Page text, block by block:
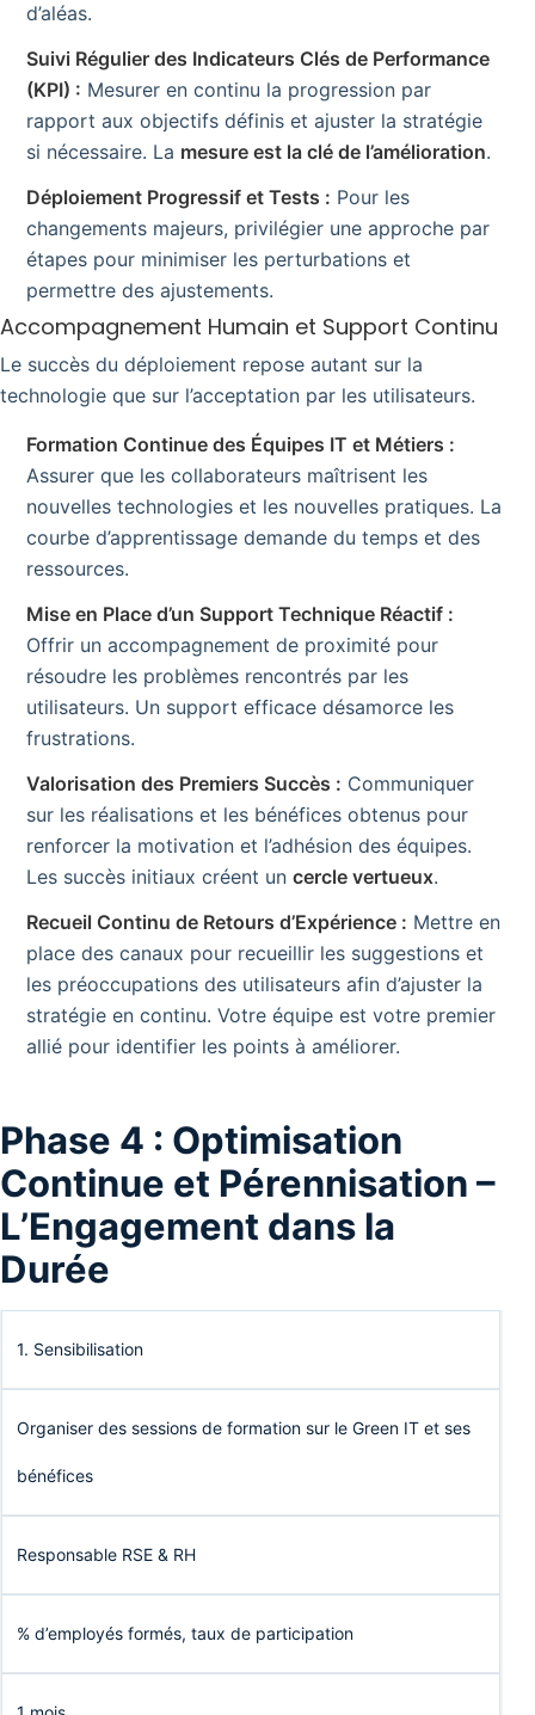
d’aléas.
Suivi Régulier des Indicateurs Clés de Performance
(KPI) : Mesurer en continu la progression par
rapport aux objectifs définis et ajuster la stratégie
si nécessaire. La mesure est la clé de l’amélioration.
Déploiement Progressif et Tests : Pour les
changements majeurs, privilégier une approche par
étapes pour minimiser les perturbations et
permettre des ajustements.
Accompagnement Humain et Support Continu
Le succès du déploiement repose autant sur la
technologie que sur l’acceptation par les utilisateurs.
Formation Continue des Équipes IT et Métiers :
Assurer que les collaborateurs maîtrisent les
nouvelles technologies et les nouvelles pratiques. La
courbe d’apprentissage demande du temps et des
ressources.
Mise en Place d’un Support Technique Réactif :
Offrir un accompagnement de proximité pour
résoudre les problèmes rencontrés par les
utilisateurs. Un support efficace désamorce les
frustrations.
Valorisation des Premiers Succès : Communiquer
sur les réalisations et les bénéfices obtenus pour
renforcer la motivation et l’adhésion des équipes.
Les succès initiaux créent un cercle vertueux.
Recueil Continu de Retours d’Expérience : Mettre en
place des canaux pour recueillir les suggestions et
les préoccupations des utilisateurs afin d’ajuster la
stratégie en continu. Votre équipe est votre premier
allié pour identifier les points à améliorer.
Phase 4 : Optimisation
Continue et Pérennisation –
L’Engagement dans la
Durée
1. Sensibilisation
Organiser des sessions de formation sur le Green IT et ses
bénéfices
Responsable RSE & RH
% d’employés formés, taux de participation